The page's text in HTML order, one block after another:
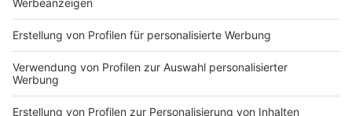
Gastronomie und Lebensmittelhandwerk. Positiv
bewertet Ehlert die stabile Ausbildungsquote und die
leichte Trendwende in der Baukonjunktur. „Handwerk
ist krisensicher und zukunftsfest“, betonte er, und
appellierte an junge Menschen: „Kommt ins Handwerk,
macht eure Ausbildung, werdet Unternehmerinnen und